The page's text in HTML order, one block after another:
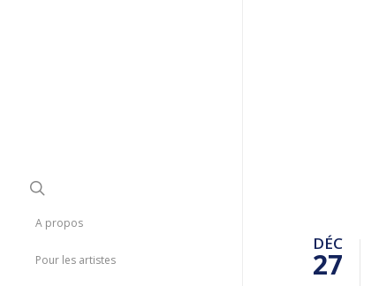
A propos
Pour les artistes
DÉC
27